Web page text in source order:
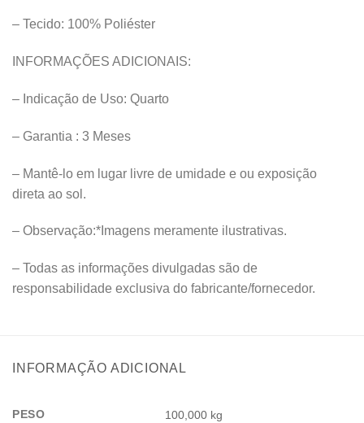
– Tecido: 100% Poliéster
INFORMAÇÕES ADICIONAIS:
– Indicação de Uso: Quarto
– Garantia : 3 Meses
– Mantê-lo em lugar livre de umidade e ou exposição
direta ao sol.
– Observação:*Imagens meramente ilustrativas.
– Todas as informações divulgadas são de
responsabilidade exclusiva do fabricante/fornecedor.
INFORMAÇÃO ADICIONAL
PESO
100,000 kg